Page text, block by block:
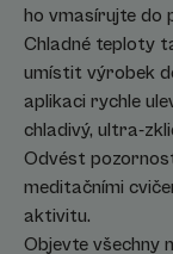
ho vmasírujte do
Chladné teploty
umístit výrobek
aplikaci rychle
chladivý, ultra-
Odvést
meditačními
aktivitu.
Objevte všechny